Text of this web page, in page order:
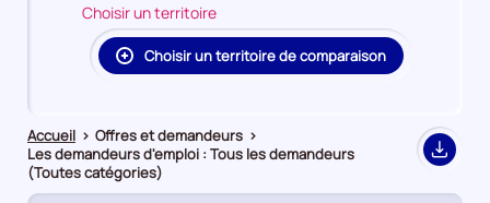
Choisir un territoire
Choisir un territoire de comparaison
Accueil > Offres et demandeurs >
Les demandeurs d'emploi : Tous les demandeurs
(Toutes catégories)
Export